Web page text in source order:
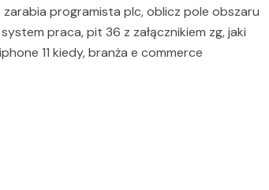
programista plc, oblicz pole obszaru
praca, pit 36 z załącznikiem zg, jaki
11 kiedy, branża e commerce